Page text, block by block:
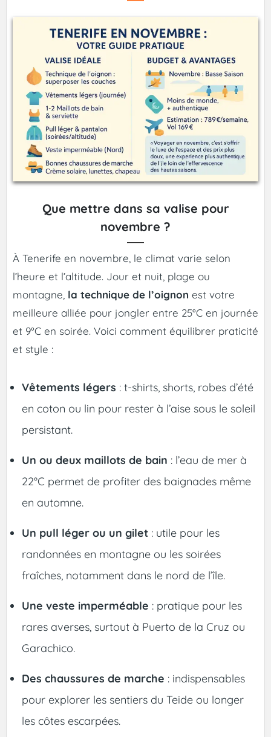
Que mettre dans sa valise pour
novembre ?
À Tenerife en novembre, le climat varie selon
l’heure et l’altitude. Jour et nuit, plage ou
montagne, la technique de l’oignon est votre
meilleure alliée pour jongler entre 25°C en journée
et 9°C en soirée. Voici comment équilibrer praticité
et style :
Vêtements légers : t-shirts, shorts, robes d’été
en coton ou lin pour rester à l’aise sous le soleil
persistant.
Un ou deux maillots de bain : l’eau de mer à
22°C permet de profiter des baignades même
en automne.
Un pull léger ou un gilet : utile pour les
randonnées en montagne ou les soirées
fraîches, notamment dans le nord de l’île.
Une veste imperméable : pratique pour les
rares averses, surtout à Puerto de la Cruz ou
Garachico.
Des chaussures de marche : indispensables
pour explorer les sentiers du Teide ou longer
les côtes escarpées.